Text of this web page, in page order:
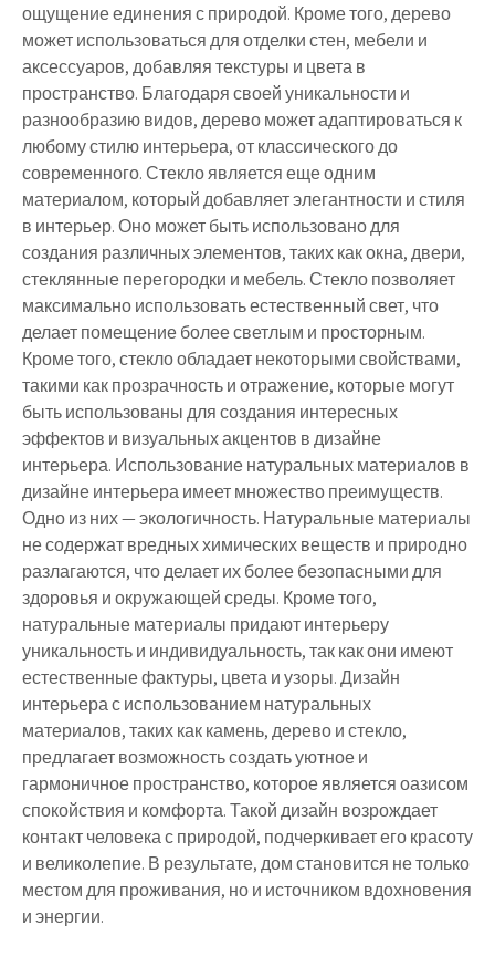
ощущение единения с природой. Кроме того, дерево
может использоваться для отделки стен, мебели и
аксессуаров, добавляя текстуры и цвета в
пространство. Благодаря своей уникальности и
разнообразию видов, дерево может адаптироваться к
любому стилю интерьера, от классического до
современного. Стекло является еще одним
материалом, который добавляет элегантности и стиля
в интерьер. Оно может быть использовано для
создания различных элементов, таких как окна, двери,
стеклянные перегородки и мебель. Стекло позволяет
максимально использовать естественный свет, что
делает помещение более светлым и просторным.
Кроме того, стекло обладает некоторыми свойствами,
такими как прозрачность и отражение, которые могут
быть использованы для создания интересных
эффектов и визуальных акцентов в дизайне
интерьера. Использование натуральных материалов в
дизайне интерьера имеет множество преимуществ.
Одно из них — экологичность. Натуральные материалы
не содержат вредных химических веществ и природно
разлагаются, что делает их более безопасными для
здоровья и окружающей среды. Кроме того,
натуральные материалы придают интерьеру
уникальность и индивидуальность, так как они имеют
естественные фактуры, цвета и узоры. Дизайн
интерьера с использованием натуральных
материалов, таких как камень, дерево и стекло,
предлагает возможность создать уютное и
гармоничное пространство, которое является оазисом
спокойствия и комфорта. Такой дизайн возрождает
контакт человека с природой, подчеркивает его красоту
и великолепие. В результате, дом становится не только
местом для проживания, но и источником вдохновения
и энергии.